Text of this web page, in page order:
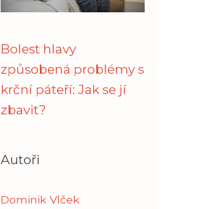
Bolest hlavy
způsobená problémy s
krční páteří: Jak se jí
zbavit?
Autoři
Dominik Vlček